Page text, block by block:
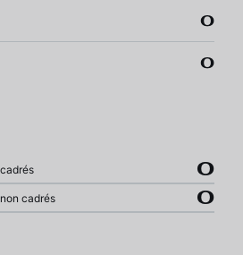
0
0
0
cadrés 0